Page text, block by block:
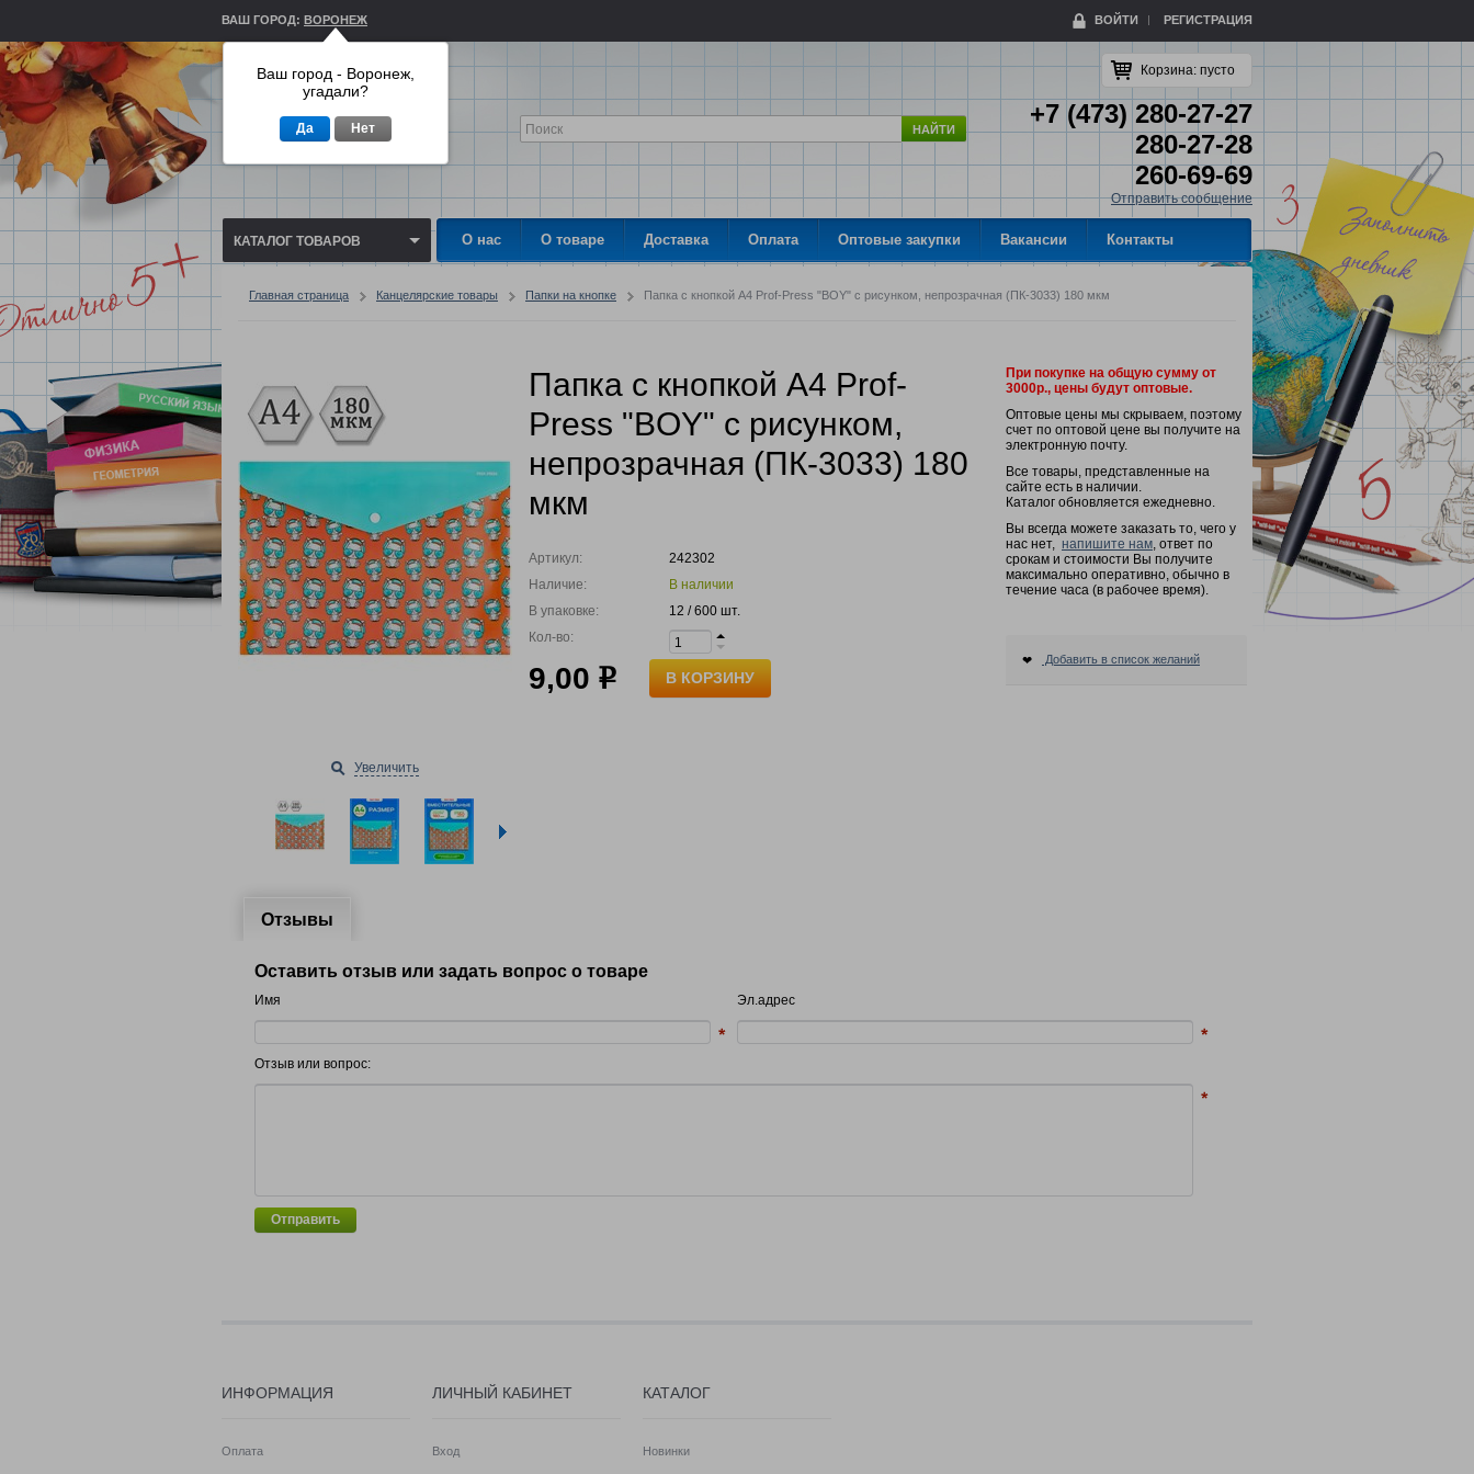
ВАШ ГОРОД: ВОРОНЕЖ ВОЙТИ РЕГИСТРАЦИЯ
НАЙТИ
Корзина: пусто
+7 (473) 280-27-27
280-27-28
260-69-69
Отправить сообщение
КАТАЛОГ ТОВАРОВ О нас О товаре Доставка Оплата Оптовые закупки Вакансии Контакты
Главная страница Канцелярские товары Папки на кнопке Папка с кнопкой A4 Prof-Press "BOY" с рисунком, непрозрачная (ПК-3033) 180 мкм
Увеличить
Папка с кнопкой A4 Prof-
Press "BOY" с рисунком,
непрозрачная (ПК-3033) 180
мкм
Артикул:
242302
Наличие:
В наличии
В упаковке:
12 / 600 шт.
Кол-во:
9,00 р В КОРЗИНУ
При покупке на общую сумму от
3000р., цены будут оптовые.
Оптовые цены мы скрываем, поэтому
счет по оптовой цене вы получите на
электронную почту.
Все товары, представленные на
сайте есть в наличии.
Каталог обновляется ежедневно.
Вы всегда можете заказать то, чего у
нас нет, напишите нам, ответ по
срокам и стоимости Вы получите
максимально оперативно, обычно в
течение часа (в рабочее время).
Добавить в список желаний
Отзывы
Оставить отзыв или задать вопрос о товаре
Имя Эл.адрес
Отзыв или вопрос:
Отправить
ИНФОРМАЦИЯ
Оплата
ЛИЧНЫЙ КАБИНЕТ
Вход
КАТАЛОГ
Новинки
Ваш город - Воронеж,
угадали?
Да Нет